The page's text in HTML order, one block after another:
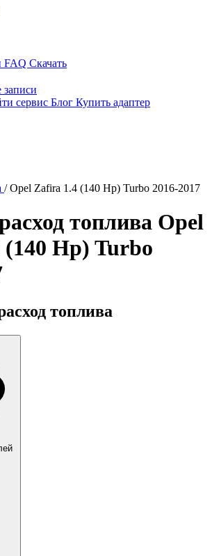
FAQ Скачать
записи
сервис Блог Купить адаптер
/ Opel Zafira 1.4 (140 Hp) Turbo 2016-2017
топлива Opel
Hp) Turbo
топлива